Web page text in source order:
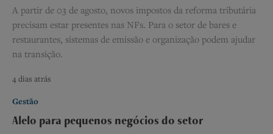
A partir de 03 de agosto, novos impostos da reforma tributária
precisam estar presentes nas NFs. Para o setor de bares e
restaurantes, sistemas de emissão e organização podem ajudar
na transição.
4 dias atrás
Gestão
Alelo para pequenos negócios do setor